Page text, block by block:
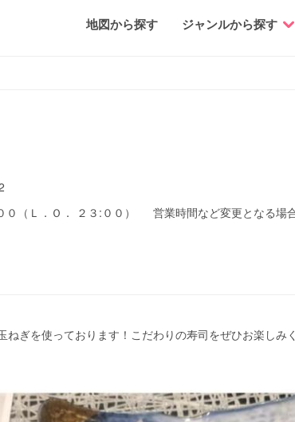
地図から探す ジャンルから探す
０（Ｌ．Ｏ． ２３:００） 営業時間など変更となる場
ねぎを使っております！こだわりの寿司をぜひお楽しみ